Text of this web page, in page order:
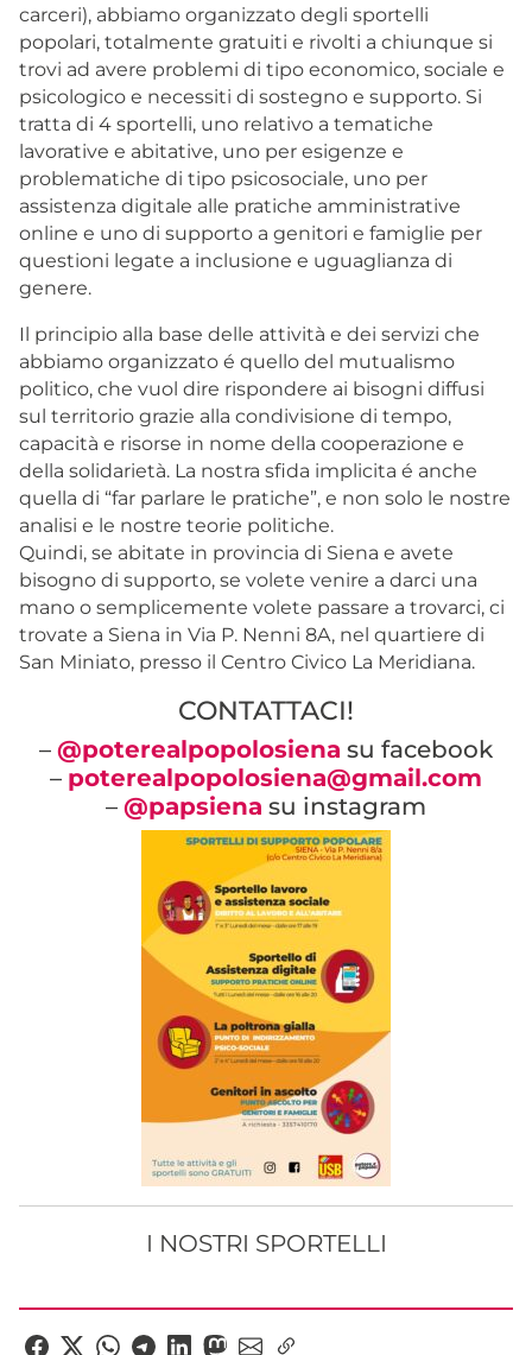
carceri), abbiamo organizzato degli sportelli
popolari, totalmente gratuiti e rivolti a chiunque si
trovi ad avere problemi di tipo economico, sociale e
psicologico e necessiti di sostegno e supporto. Si
tratta di 4 sportelli, uno relativo a tematiche
lavorative e abitative, uno per esigenze e
problematiche di tipo psicosociale, uno per
assistenza digitale alle pratiche amministrative
online e uno di supporto a genitori e famiglie per
questioni legate a inclusione e uguaglianza di
genere.
Il principio alla base delle attività e dei servizi che
abbiamo organizzato é quello del mutualismo
politico, che vuol dire rispondere ai bisogni diffusi
sul territorio grazie alla condivisione di tempo,
capacità e risorse in nome della cooperazione e
della solidarietà. La nostra sfida implicita é anche
quella di “far parlare le pratiche”, e non solo le nostre
analisi e le nostre teorie politiche.
Quindi, se abitate in provincia di Siena e avete
bisogno di supporto, se volete venire a darci una
mano o semplicemente volete passare a trovarci, ci
trovate a Siena in Via P. Nenni 8A, nel quartiere di
San Miniato, presso il Centro Civico La Meridiana.
CONTATTACI!
– @poterealpopolosiena su facebook
– poterealpopolosiena@gmail.com
– @papsiena su instagram
I NOSTRI SPORTELLI